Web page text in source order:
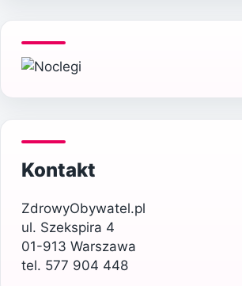
Kontakt
ZdrowyObywatel.pl
ul. Szekspira 4
01-913 Warszawa
tel. 577 904 448